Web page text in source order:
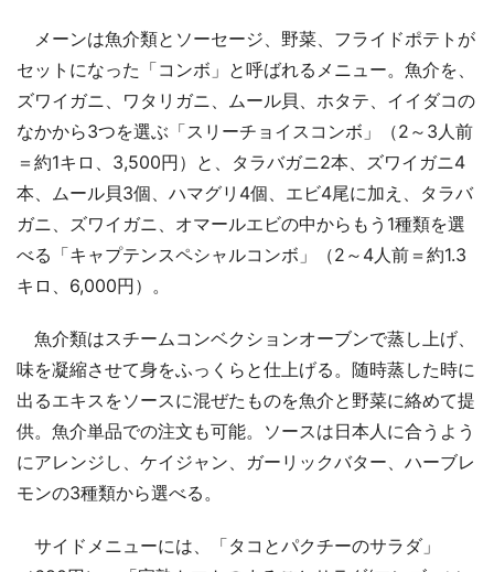
メーンは魚介類とソーセージ、野菜、フライドポテトが
セットになった「コンボ」と呼ばれるメニュー。魚介を、
ズワイガニ、ワタリガニ、ムール貝、ホタテ、イイダコの
なかから3つを選ぶ「スリーチョイスコンボ」（2～3人前
＝約1キロ、3,500円）と、タラバガニ2本、ズワイガニ4
本、ムール貝3個、ハマグリ4個、エビ4尾に加え、タラバ
ガニ、ズワイガニ、オマールエビの中からもう1種類を選
べる「キャプテンスペシャルコンボ」（2～4人前＝約1.3
キロ、6,000円）。
魚介類はスチームコンベクションオーブンで蒸し上げ、
味を凝縮させて身をふっくらと仕上げる。随時蒸した時に
出るエキスをソースに混ぜたものを魚介と野菜に絡めて提
供。魚介単品での注文も可能。ソースは日本人に合うよう
にアレンジし、ケイジャン、ガーリックバター、ハーブレ
モンの3種類から選べる。
サイドメニューには、「タコとパクチーのサラダ」